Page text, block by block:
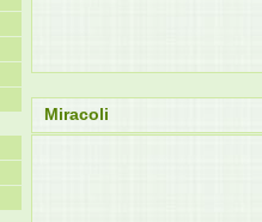
Miracoli